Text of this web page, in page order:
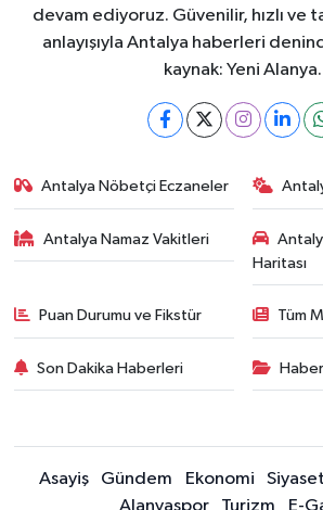
devam ediyoruz. Güvenilir, hızlı ve
anlayışıyla Antalya haberleri
kaynak: Yeni Alanya.
Antalya Nöbetçi Eczaneler
Antalya Namaz Vakitleri
Haritası
Puan Durumu ve Fikstür Tüm
Son Dakika Haberleri
Asayiş Gündem Ekonomi Siyaset
Alanyaspor
Turizm E-